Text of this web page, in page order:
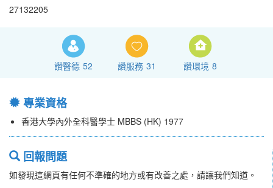
27132205
讚醫德 52 讚服務 31 讚環境 8
專業資格
香港大學內外全科醫學士 MBBS (HK) 1977
回報問題
如發現這網頁有任何不準確的地方或有改善之處，請讓我們知道。